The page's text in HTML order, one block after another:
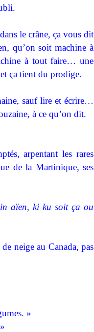
le crâne, ça vous dit
qu’on soit machine à
à tout faire… une
ça tient du prodige.
sauf lire et écrire…
à ce qu’on dit.
arpentant les rares
de la Martinique, ses
aïen, ki ku soit ça ou
neige au Canada, pas
»